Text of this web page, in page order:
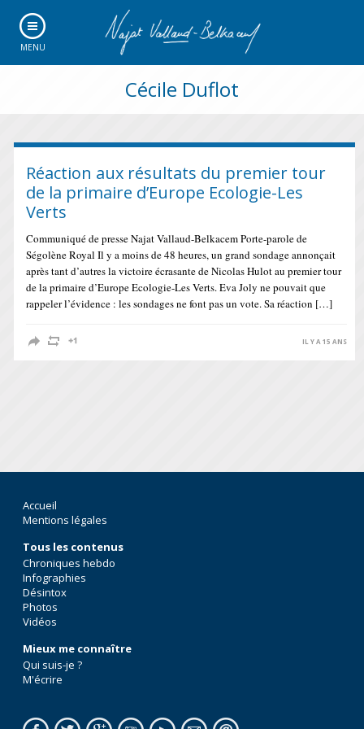
MENU
Cécile Duflot
Réaction aux résultats du premier tour
de la primaire d’Europe Ecologie-Les
Verts
Communiqué de presse Najat Vallaud-Belkacem Porte-parole de
Ségolène Royal Il y a moins de 48 heures, un grand sondage annonçait
après tant d’autres la victoire écrasante de Nicolas Hulot au premier tour
de la primaire d’Europe Ecologie-Les Verts. Eva Joly ne pouvait que
rappeler l’évidence : les sondages ne font pas un vote. Sa réaction […]
IL Y A 15 ANS
Accueil
Mentions légales
Tous les contenus
Chroniques hebdo
Infographies
Désintox
Photos
Vidéos
Mieux me connaître
Qui suis-je ?
M'écrire